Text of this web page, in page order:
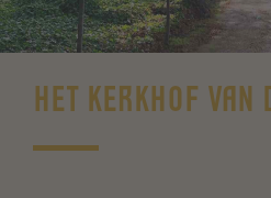
HET KERKHOF VAN